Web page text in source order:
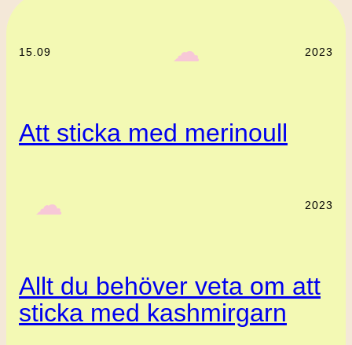
15.09 ‎ ‎‎ ☁︎‎‎ 2023
Att sticka med merinoull
‎ ‎‎ ☁︎‎‎ 2023
Allt du behöver veta om att
sticka med kashmirgarn